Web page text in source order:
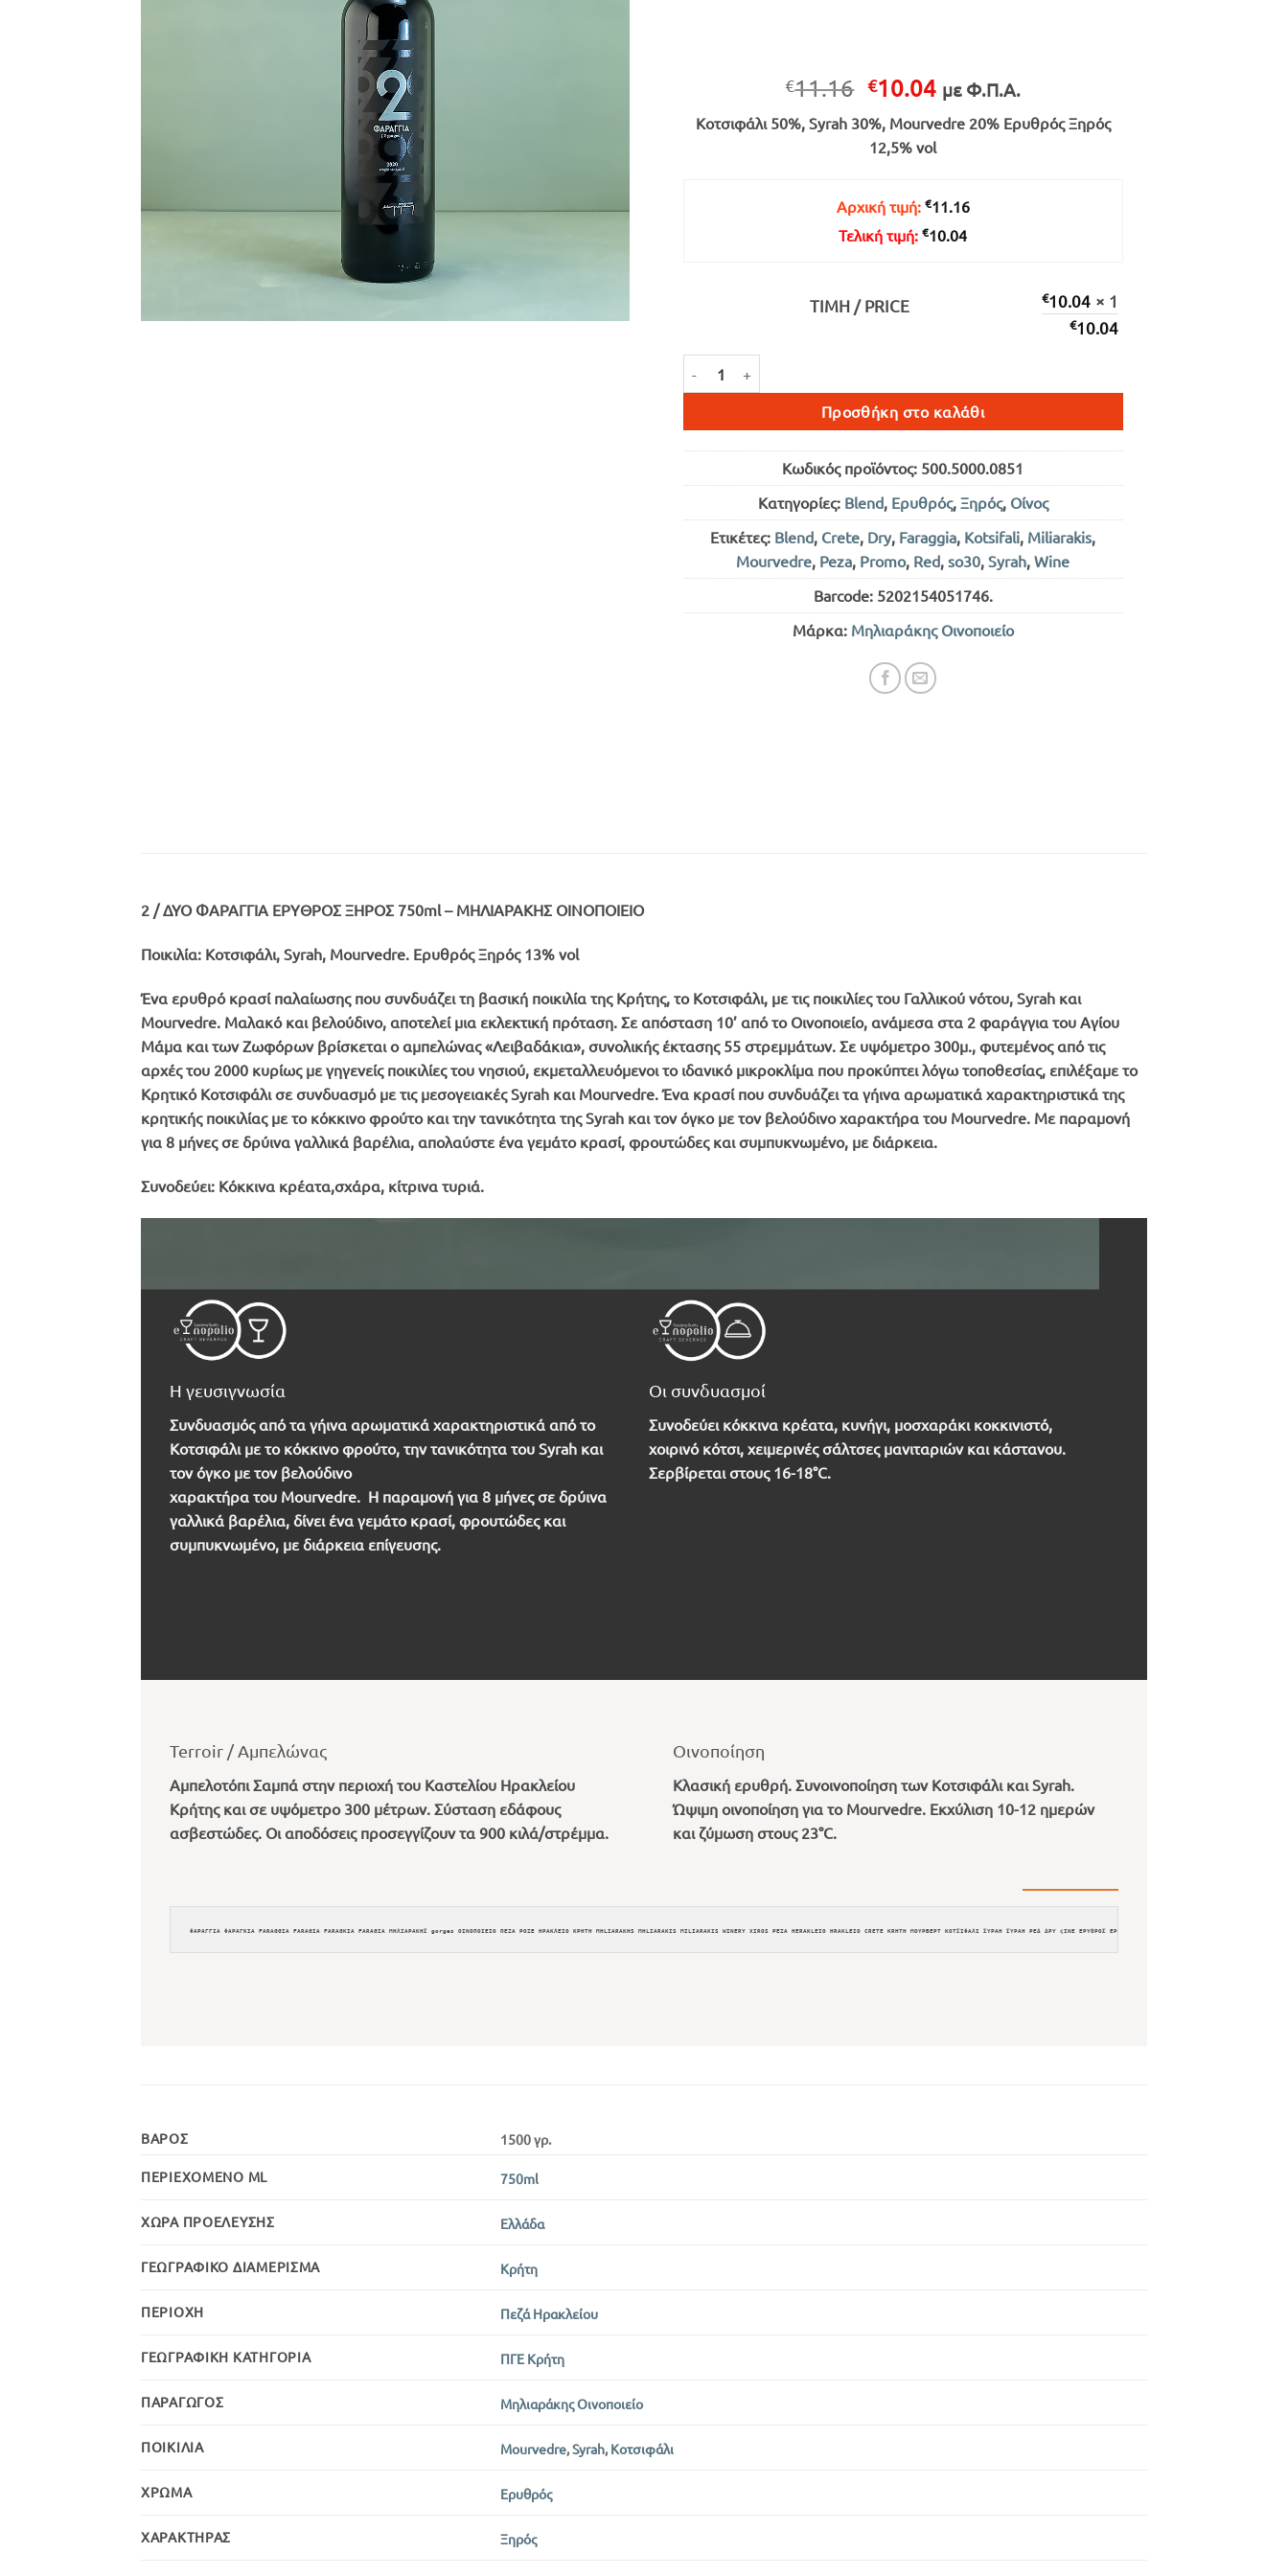
€11.16 Original
was:
€11.16.
€10.04Η
τρέχουσα
τιμή
είναι:
με Φ.Π.Α.
Κοτσιφάλι 50%, Syrah 30%, Mourvedre 20% Ερυθρός Ξηρός
12,5% vol
Αρχική τιμή: €11.16
Τελική τιμή: €10.04
ΤΙΜΉ / PRICE €10.04 × 1
€10.04
Προσθήκη στο καλάθι
Κωδικός προϊόντος: 500.5000.0851
Κατηγορίες: Blend, Ερυθρός, Ξηρός, Οίνος
Ετικέτες: Blend, Crete, Dry, Faraggia, Kotsifali, Miliarakis,
Mourvedre, Peza, Promo, Red, so30, Syrah, Wine
Barcode: 5202154051746.
Μάρκα: Μηλιαράκης Οινοποιείο
2 / ΔΥΟ ΦΑΡΑΓΓΙΑ ΕΡΥΘΡΟΣ ΞΗΡΟΣ 750ml – ΜΗΛΙΑΡΑΚΗΣ ΟΙΝΟΠΟΙΕΙΟ
Ποικιλία: Κοτσιφάλι, Syrah, Mourvedre. Ερυθρός Ξηρός 13% vol
Ένα ερυθρό κρασί παλαίωσης που συνδυάζει τη βασική ποικιλία της Κρήτης, το Κοτσιφάλι, με τις ποικιλίες του Γαλλικού νότου, Syrah και
Mourvedre. Μαλακό και βελούδινο, αποτελεί μια εκλεκτική πρόταση. Σε απόσταση 10’ από το Οινοποιείο, ανάμεσα στα 2 φαράγγια του Αγίου
Μάμα και των Ζωφόρων βρίσκεται ο αμπελώνας «Λειβαδάκια», συνολικής έκτασης 55 στρεμμάτων. Σε υψόμετρο 300μ., φυτεμένος από τις
αρχές του 2000 κυρίως με γηγενείς ποικιλίες του νησιού, εκμεταλλευόμενοι το ιδανικό μικροκλίμα που προκύπτει λόγω τοποθεσίας, επιλέξαμε το
Κρητικό Κοτσιφάλι σε συνδυασμό με τις μεσογειακές Syrah και Mourvedre. Ένα κρασί που συνδυάζει τα γήινα αρωματικά χαρακτηριστικά της
κρητικής ποικιλίας με το κόκκινο φρούτο και την τανικότητα της Syrah και τον όγκο με τον βελούδινο χαρακτήρα του Mourvedre. Με παραμονή
για 8 μήνες σε δρύινα γαλλικά βαρέλια, απολαύστε ένα γεμάτο κρασί, φρουτώδες και συμπυκνωμένο, με διάρκεια.
Συνοδεύει: Κόκκινα κρέατα,σχάρα, κίτρινα τυριά.
Η γευσιγνωσία
Συνδυασμός από τα γήινα αρωματικά χαρακτηριστικά από το
Κοτσιφάλι με το κόκκινο φρούτο, την τανικότητα του Syrah και
τον όγκο με τον βελούδινο
χαρακτήρα του Mourvedre. Η παραμονή για 8 μήνες σε δρύινα
γαλλικά βαρέλια, δίνει ένα γεμάτο κρασί, φρουτώδες και
συμπυκνωμένο, με διάρκεια επίγευσης.
Οι συνδυασμοί
Συνοδεύει κόκκινα κρέατα, κυνήγι, μοσχαράκι κοκκινιστό,
χοιρινό κότσι, χειμερινές σάλτσες μανιταριών και κάστανου.
Σερβίρεται στους 16-18°C.
Terroir / Αμπελώνας
Αμπελοτόπι Σαμπά στην περιοχή του Καστελίου Ηρακλείου
Κρήτης και σε υψόμετρο 300 μέτρων. Σύσταση εδάφους
ασβεστώδες. Οι αποδόσεις προσεγγίζουν τα 900 κιλά/στρέμμα.
Οινοποίηση
Κλασική ερυθρή. Συνοινοποίηση των Κοτσιφάλι και Syrah.
Ώψιμη οινοποίηση για το Mourvedre. Εκχύλιση 10-12 ημερών
και ζύμωση στους 23°C.
ΦΑΡΑΓΓΙΑ ΦΑΡΑΓΚΙΑ FARAGGIA FARAGIA FARAGKIA FARAGIA ΜΗΛΙΑΡΑΚΗΣ gorges ΟΙΝΟΠΟΙΕΙΟ ΠΕΖΑ ΡΟΖΕ ΗΡΑΚΛΕΙΟ ΚΡΗΤΗ MHLIARAKHS MHLIARAKIS MILIARAKIS WINERY XIROS PEZA HERAKLEIO HRAKLEIO CRETE KRHTH ΜΟΥΡΒΕΡΤ ΚΟΤΣΙΦΑΛΙ ΣΥΡΑΗ ΣΥΡΑΗ ΡΕΔ ΔΡΥ ςΙΝΕ ΕΡΥΘΡΟΣ ΕΡΥΤΗΡΟΣ ΚΟΚΚΙΝΟ ςΙΝΕ ΟΙΝΟΣ ΚΡΑΣΙ RED DRY WINE
ΒΆΡΟΣ 1500 γρ.
ΠΕΡΙΕΧΌΜΕΝΟ ML 750ml
ΧΏΡΑ ΠΡΟΈΛΕΥΣΗΣ Ελλάδα
ΓΕΩΓΡΑΦΙΚΌ ΔΙΑΜΈΡΙΣΜΑ Κρήτη
ΠΕΡΙΟΧΉ Πεζά Ηρακλείου
ΓΕΩΓΡΑΦΙΚΉ ΚΑΤΗΓΟΡΊΑ ΠΓΕ Κρήτη
ΠΑΡΑΓΩΓΌΣ Μηλιαράκης Οινοποιείο
ΠΟΙΚΙΛΊΑ Mourvedre,Syrah, Κοτσιφάλι
ΧΡΏΜΑ Ερυθρός
ΧΑΡΑΚΤΉΡΑΣ Ξηρός